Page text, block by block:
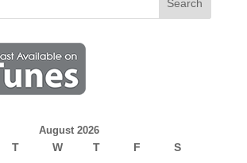
August 2026
T W T F
S